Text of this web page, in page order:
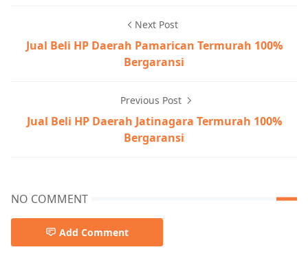
Next Post
Jual Beli HP Daerah Pamarican Termurah 100%
Bergaransi
Previous Post
Jual Beli HP Daerah Jatinagara Termurah 100%
Bergaransi
NO COMMENT
Add Comment